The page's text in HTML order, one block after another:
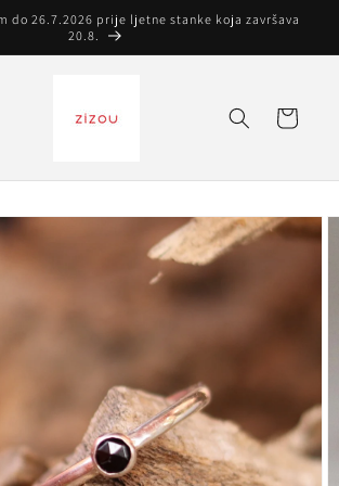
do 26.7.2026 prije ljetne stanke koja završava
20.8.
Košarica